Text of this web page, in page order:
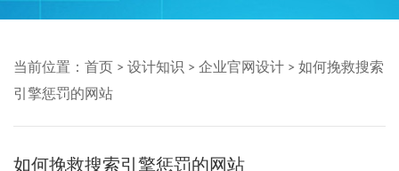
当前位置： 首页 > 设计知识 > 企业官网设计 > 如何挽救搜索
引擎惩罚的网站
如何挽救搜索引擎惩罚的网站